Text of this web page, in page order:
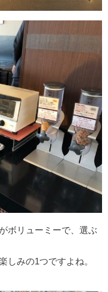
ボリューミーで、選ぶ
しみの1つですよね。